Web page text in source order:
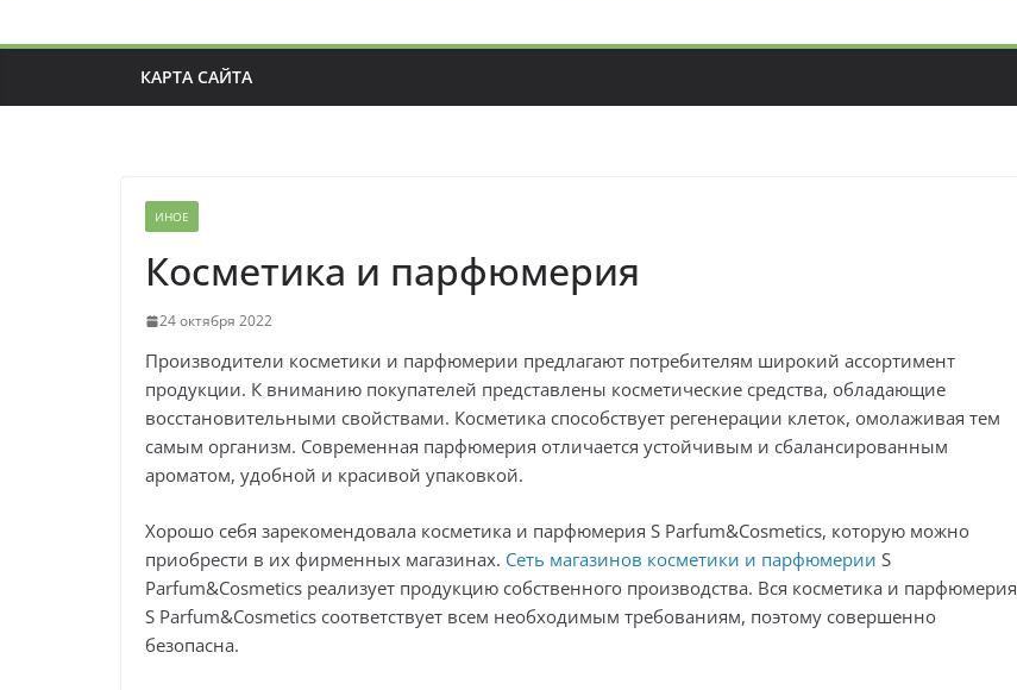
КАРТА САЙТА
ИНОЕ
Косметика и парфюмерия
24 октября 2022
Производители косметики и парфюмерии предлагают потребителям широкий ассортимент
продукции. К вниманию покупателей представлены косметические средства, обладающие
восстановительными свойствами. Косметика способствует регенерации клеток, омолаживая тем
самым организм. Современная парфюмерия отличается устойчивым и сбалансированным
ароматом, удобной и красивой упаковкой.
Хорошо себя зарекомендовала косметика и парфюмерия S Parfum&Cosmetics, которую можно
приобрести в их фирменных магазинах. Сеть магазинов косметики и парфюмерии S
Parfum&Cosmetics реализует продукцию собственного производства. Вся косметика и парфюмерия
S Parfum&Cosmetics соответствует всем необходимым требованиям, поэтому совершенно
безопасна.